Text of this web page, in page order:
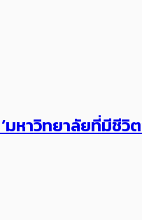
หาวิทยาลัยที่มีชี